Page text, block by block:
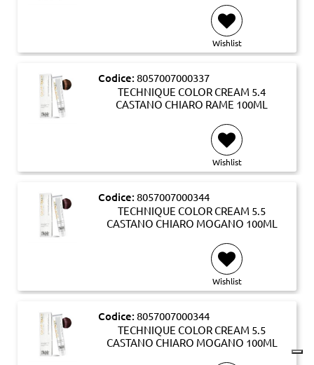
Wishlist
Codice: 8057007000337
TECHNIQUE COLOR CREAM 5.4
CASTANO CHIARO RAME 100ML
Wishlist
Codice: 8057007000344
TECHNIQUE COLOR CREAM 5.5
CASTANO CHIARO MOGANO 100ML
Wishlist
Codice: 8057007000344
TECHNIQUE COLOR CREAM 5.5
CASTANO CHIARO MOGANO 100ML